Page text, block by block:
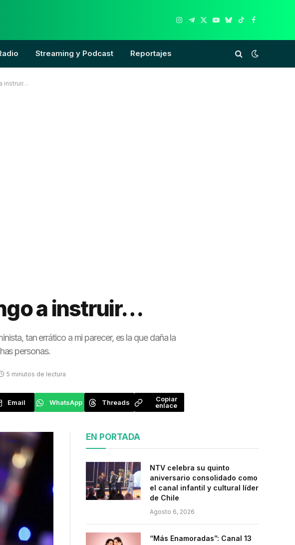
Instagram
Telegram
X
YouTube
Bluesky
TikTokFacebook
Streaming y Podcast Reportajes
instruir…
a instruir…
tan errático a mi parecer, es la que daña la
personas.
5 minutos de lectura
Email WhatsApp Threads
Copiar
enlace
EN PORTADA
NTV celebra su quinto
aniversario consolidado como
el canal infantil y cultural líder
de Chile
Agosto 6, 2026
“Más Enamoradas”: Canal 13